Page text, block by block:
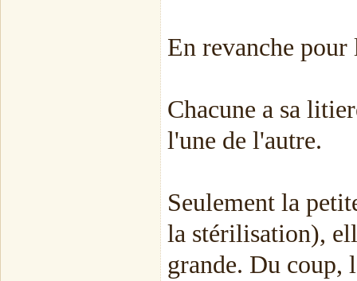
En revanche
Chacune a sa
l'une de l'autre.
Seulement la
la stérilisation),
grande. Du coup,